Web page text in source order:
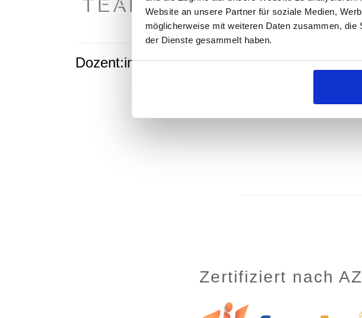
Website an unsere Partner für soziale Medien,
möglicherweise mit weiteren Daten zusammen,
der Dienste gesammelt haben.
Dozent:in Hanne Traulsen
Zertifiziert nach